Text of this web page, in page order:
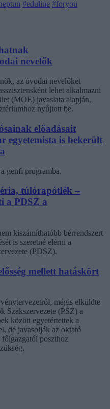
#eduline #foryou
nevelők
az óvodai nevelőket
lehet alkalmazni
(MOE) javaslata alapján,
nyújtott be.
előadásait
egyetemista is bekerült
genfi programba.
túlórapótlék –
a PDSZ a
kiszámíthatóbb bérrendszert
is szeretné elérni a
(PDSZ).
mellett hatáskört
mégis elküldte
Szakszervezete (PSZ) a
között egyetértettek a
de javasolják az oktató
főigazgatói poszthoz